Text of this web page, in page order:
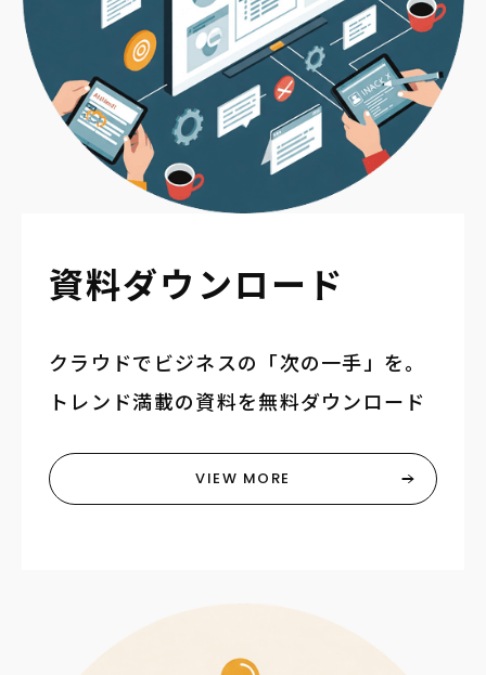
資料ダウンロード
クラウドでビジネスの「次の一手」を。
トレンド満載の資料を無料ダウンロード
VIEW MORE